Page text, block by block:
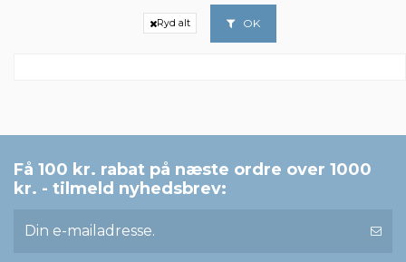
Ryd alt OK
Få 100 kr. rabat på næste ordre over 1000
kr. - tilmeld nyhedsbrev: